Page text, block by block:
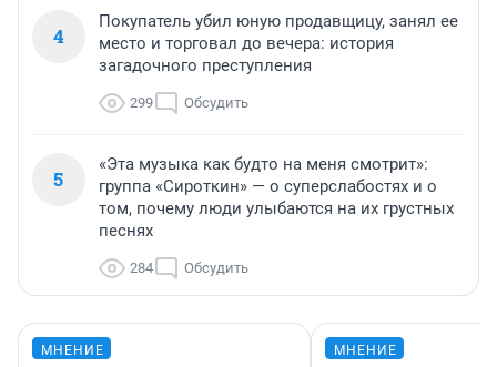
4
Покупатель убил юную продавщицу, занял ее
место и торговал до вечера: история
загадочного преступления
299 Обсудить
5
«Эта музыка как будто на меня смотрит»:
группа «Сироткин» — о суперслабостях и о
том, почему люди улыбаются на их грустных
песнях
284 Обсудить
МНЕНИЕ МНЕНИЕ